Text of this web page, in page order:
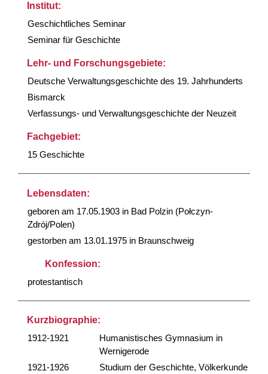
Institut:
Geschichtliches Seminar
Seminar für Geschichte
Lehr- und Forschungsgebiete:
Deutsche Verwaltungsgeschichte des 19. Jahrhunderts
Bismarck
Verfassungs- und Verwaltungsgeschichte der Neuzeit
Fachgebiet:
15 Geschichte
Lebensdaten:
geboren am 17.05.1903 in Bad Polzin (Połczyn-
Zdrój/Polen)
gestorben am 13.01.1975 in Braunschweig
Konfession:
protestantisch
Kurzbiographie:
1912-1921
Humanistisches Gymnasium in
Wernigerode
1921-1926
Studium der Geschichte, Völkerkunde